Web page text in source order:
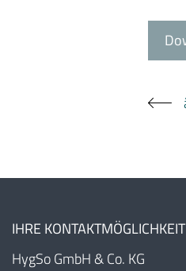
IHRE KONTAKTMÖGLICHKEIT
HygSo GmbH & Co. KG